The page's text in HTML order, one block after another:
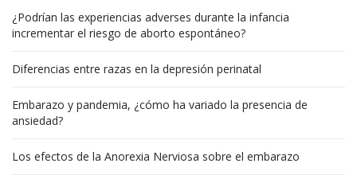
¿Podrían las experiencias adverses durante la infancia
incrementar el riesgo de aborto espontáneo?
Diferencias entre razas en la depresión perinatal
Embarazo y pandemia, ¿cómo ha variado la presencia de
ansiedad?
Los efectos de la Anorexia Nerviosa sobre el embarazo